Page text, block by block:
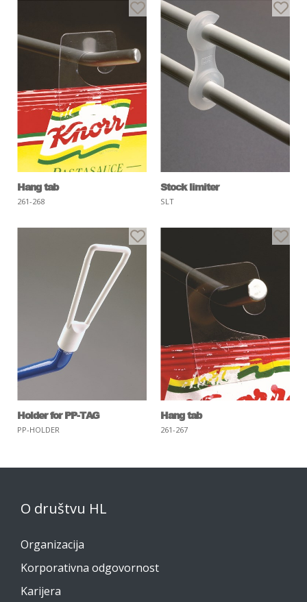
Hang tab
261-268
Stock limiter
SLT
Holder for PP-TAG
PP-HOLDER
Hang tab
261-267
O društvu HL
Organizacija
Korporativna odgovornost
Karijera